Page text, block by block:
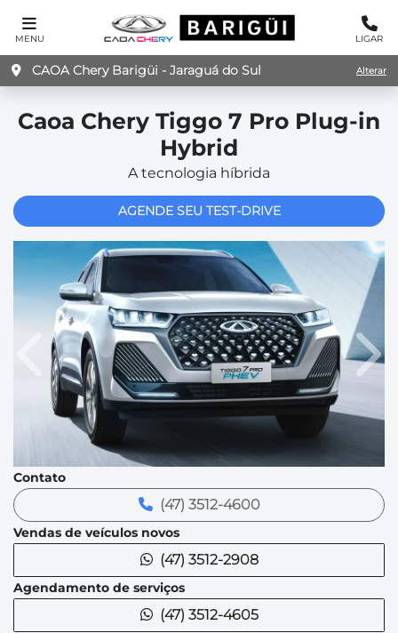
MENU LIGAR
CAOA Chery Barigüi - Jaraguá do Sul Alterar
Caoa Chery Tiggo 7 Pro Plug-in
Hybrid
A tecnologia híbrida
AGENDE SEU TEST-DRIVE
Anterior
Contato
(47) 3512-4600
Vendas de veículos novos
(47) 3512-2908
Agendamento de serviços
(47) 3512-4605